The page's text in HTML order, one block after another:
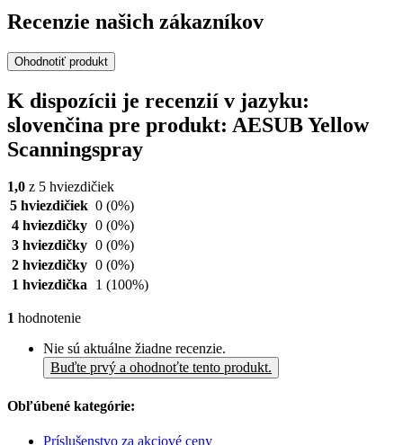
Recenzie našich zákazníkov
Ohodnotiť produkt
K dispozícii je recenzií v jazyku:
slovenčina pre produkt: AESUB Yellow
Scanningspray
1,0 z 5 hviezdičiek
5 hviezdičiek 0 (0%)
4 hviezdičky 0 (0%)
3 hviezdičky 0 (0%)
2 hviezdičky 0 (0%)
1 hviezdička
1 (100%)
1 hodnotenie
Nie sú aktuálne žiadne recenzie.
Buďte prvý a ohodnoťte tento produkt.
Obľúbené kategórie:
Príslušenstvo za akciové ceny